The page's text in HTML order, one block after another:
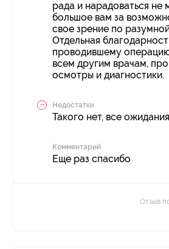
рада и нарадоваться не
большое вам за
свое зрение по
Отдельная
проводившему
всем другим врачам,
осмотры и диагностики.
Недостатки
Такого нет, все
Комментарий
Еще раз спасибо
Отзыв